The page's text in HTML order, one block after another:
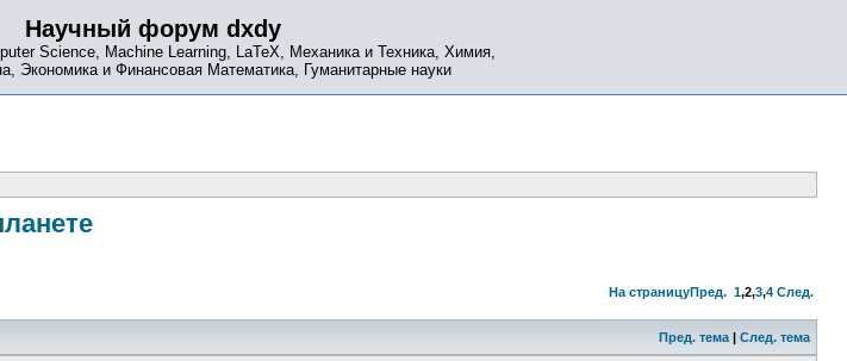
Научный форум dxdy
Science, Machine Learning, LaTeX, Механика и Техника, Химия,
Экономика и Финансовая Математика, Гуманитарные науки
На страницуПред. 1,2,3,4 След.
Пред. тема | След. тема